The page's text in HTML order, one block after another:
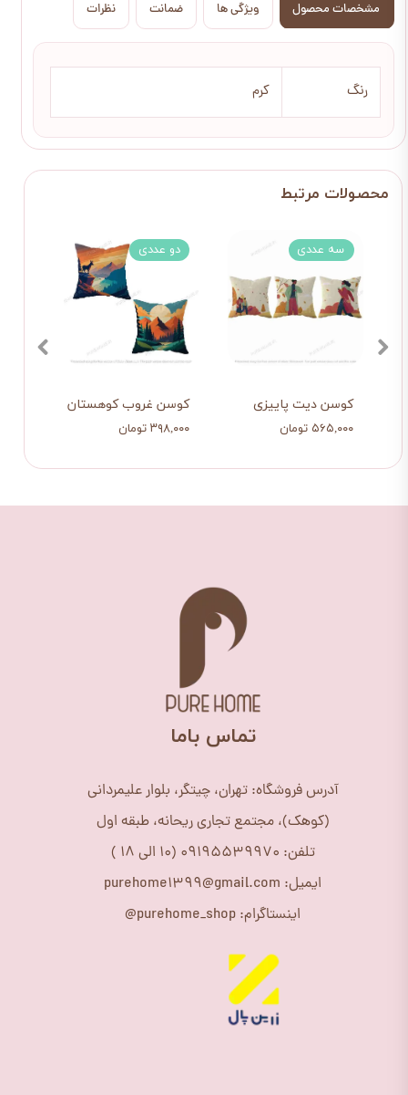
مشخصات محصول ویژگی ها ضمانت نظرات
رنگ کرم
کوسن غروب کوسن دیت پاییزی
سه عددی
کوسن دیت پاییزی2
سه عددی
​تماس باما
آدرس فروشگاه: تهران، چیتگر، بلوار علیمردانی
(کوهک)، مجتمع تجاری ریحانه، طبقه اول
تلفن: 09195539970 (10 الی 18 )
ایمیل: purehome1399@gmail.com
اینستاگرام: purehome_shop@